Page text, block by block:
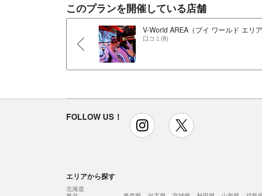
このプランを開催している店舗
V-World AREA（ブイ ワールド エリア
口コミ(8)
FOLLOW US！ instagram
エリアから探す
北海道